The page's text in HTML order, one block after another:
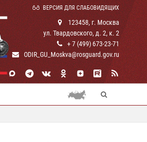
ВЕРСИЯ ДЛЯ СЛАБОВИДЯЩИХ
123458, г. Москва
ул. Твардовского, д. 2, к. 2
+ 7 (499) 673-23-71
ODIR_GU_Moskva@rosguard.gov.ru